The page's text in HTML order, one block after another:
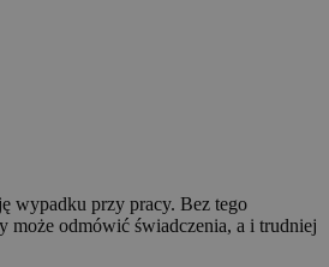
wypadku przy pracy. Bez tego
może odmówić świadczenia, a i trudniej